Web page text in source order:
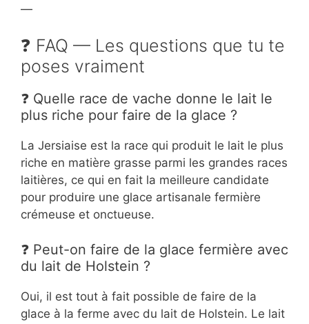
—
❓ FAQ — Les questions que tu te
poses vraiment
❓ Quelle race de vache donne le lait le
plus riche pour faire de la glace ?
La Jersiaise est la race qui produit le lait le plus
riche en matière grasse parmi les grandes races
laitières, ce qui en fait la meilleure candidate
pour produire une glace artisanale fermière
crémeuse et onctueuse.
❓ Peut-on faire de la glace fermière avec
du lait de Holstein ?
Oui, il est tout à fait possible de faire de la
glace à la ferme avec du lait de Holstein. Le lait